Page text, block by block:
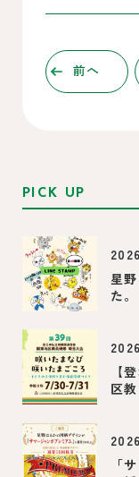
前へ
PICK UP
星
た。
【
区
「